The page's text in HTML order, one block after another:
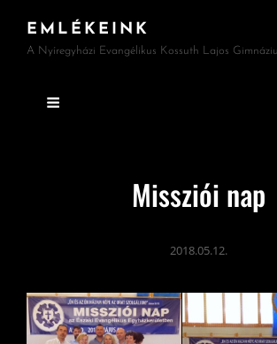
EMLÉKEINK
A Nyíregyházi Evangélikus Kossuth Lajos
Missziói nap
2018.05.12.